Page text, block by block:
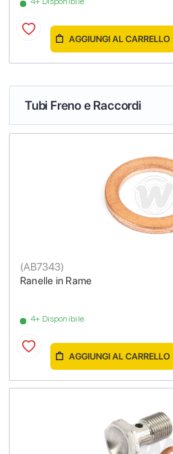
AGGIUNGI AL CARRELLO
Tubi Freno e Raccordi
Ranelle in Rame
(AB7343)
4+ Disponibile
AGGIUNGI AL CARRELLO